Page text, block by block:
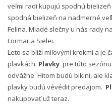
veľmi radi kupujú spodnú
spodná bielizeň na nadmerné
Felina. Mladé slečny u nás rady
Lormar a Sielei.
Leto sa blíži míľovými krokmi a je
plavkách. Plavky pre túto
odvážne. Hitom budú bikini, ale
plavky budú vévédit predajom.
nakupovať už teraz.